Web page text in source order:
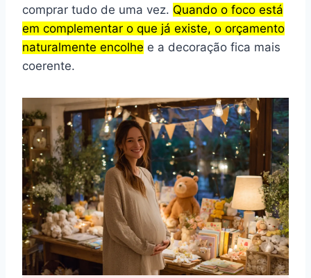
comprar tudo de uma vez. Quando o foco está
em complementar o que já existe, o orçamento
naturalmente encolhe e a decoração fica mais
coerente.